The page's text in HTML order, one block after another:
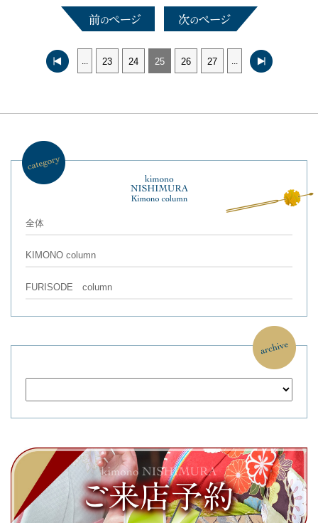
... 23 24 25 26 27 ...
全体
KIMONO column
FURISODE column